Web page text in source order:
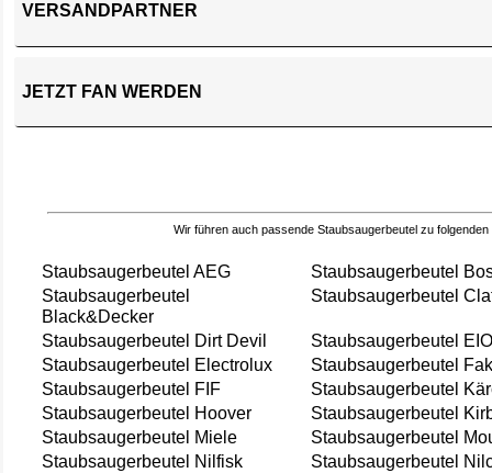
VERSANDPARTNER
JETZT FAN WERDEN
Wir führen auch passende Staubsaugerbeutel zu folgenden
Staubsaugerbeutel AEG
Staubsaugerbeutel
Staubsaugerbeutel
Black&Decker
Staubsaugerbeutel
Staubsaugerbeutel Dirt Devil
Staubsaugerbeutel
Staubsaugerbeutel Electrolux
Staubsaugerbeutel
Staubsaugerbeutel FIF
Staubsaugerbeutel
Staubsaugerbeutel Hoover
Staubsaugerbeutel
Staubsaugerbeutel Miele
Staubsaugerbeutel
Staubsaugerbeutel Nilfisk
Staubsaugerbeutel